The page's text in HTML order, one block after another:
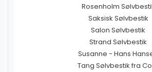
Rosenholm
Saksisk Sølvbestik
Salon Sølvbestik
Strand Sølvbestik
Susanne - Hans
Tang Sølvbestik fra